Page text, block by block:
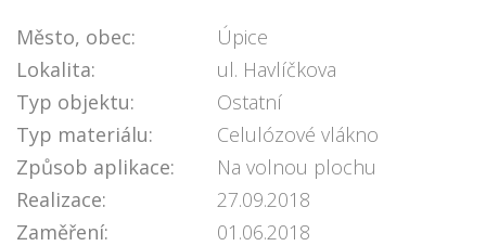
Město, obec:
Úpice
Lokalita:
ul. Havlíčkova
Typ objektu:
Ostatní
Typ materiálu:
Celulózové vlákno
Způsob aplikace:
Na volnou plochu
Realizace:
27.09.2018
Zaměření:
01.06.2018